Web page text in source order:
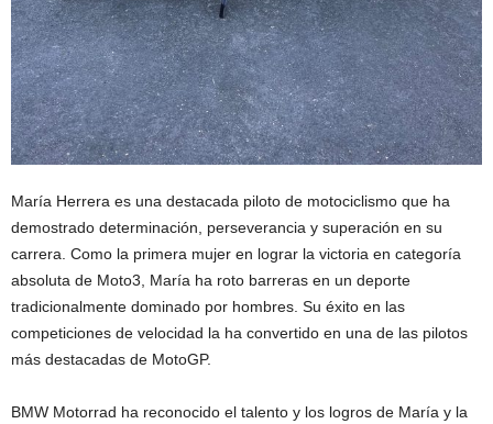
María Herrera es una destacada piloto de motociclismo que ha
demostrado determinación, perseverancia y superación en su
carrera. Como la primera mujer en lograr la victoria en categoría
absoluta de Moto3, María ha roto barreras en un deporte
tradicionalmente dominado por hombres. Su éxito en las
competiciones de velocidad la ha convertido en una de las pilotos
más destacadas de MotoGP.
BMW Motorrad ha reconocido el talento y los logros de María y la